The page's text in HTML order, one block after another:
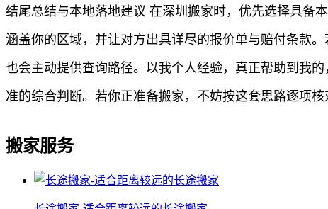
结尾总结与本地落地建议 在深圳搬家时，优先选择具备
涵盖你的区域，并让对方出具详尽的报价单与赔付条款
也会主动提供查询路径。以我个人经验，真正帮助到我
准的综合判断。若你正准备搬家，不妨按这套思路逐项核
搬家服务